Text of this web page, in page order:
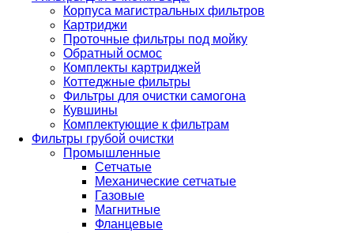
Корпуса магистральных фильтров
Картриджи
Проточные фильтры под мойку
Обратный осмос
Комплекты картриджей
Коттеджные фильтры
Фильтры для очистки самогона
Кувшины
Комплектующие к фильтрам
Фильтры грубой очистки
Промышленные
Сетчатые
Механические сетчатые
Газовые
Магнитные
Фланцевые